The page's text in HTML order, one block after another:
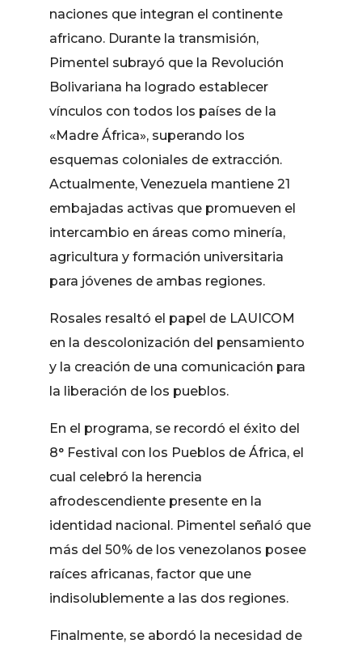
naciones que integran el continente
africano. Durante la transmisión,
Pimentel subrayó que la Revolución
Bolivariana ha logrado establecer
vínculos con todos los países de la
«Madre África», superando los
esquemas coloniales de extracción.
Actualmente, Venezuela mantiene 21
embajadas activas que promueven el
intercambio en áreas como minería,
agricultura y formación universitaria
para jóvenes de ambas regiones.
Rosales resaltó el papel de LAUICOM
en la descolonización del pensamiento
y la creación de una comunicación para
la liberación de los pueblos.
En el programa, se recordó el éxito del
8° Festival con los Pueblos de África, el
cual celebró la herencia
afrodescendiente presente en la
identidad nacional. Pimentel señaló que
más del 50% de los venezolanos posee
raíces africanas, factor que une
indisolublemente a las dos regiones.
Finalmente, se abordó la necesidad de